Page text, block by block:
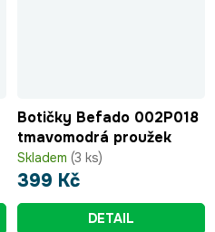
Botičky Befado 002P018
tmavomodrá proužek
Skladem (3 ks)
399 Kč
DETAIL